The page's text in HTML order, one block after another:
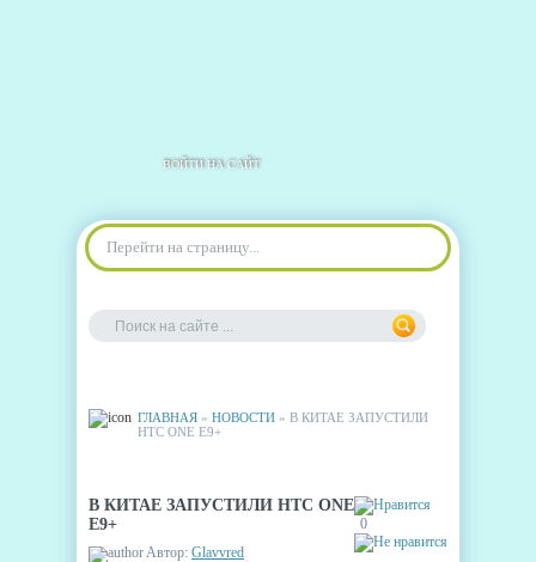
ВОЙТИ НА САЙТ
Перейти на страницу...
ГЛАВНАЯ » НОВОСТИ » В КИТАЕ ЗАПУСТИЛИ
HTC ONE E9+
0
В КИТАЕ ЗАПУСТИЛИ HTC ONE
E9+
Автор: Glavvred